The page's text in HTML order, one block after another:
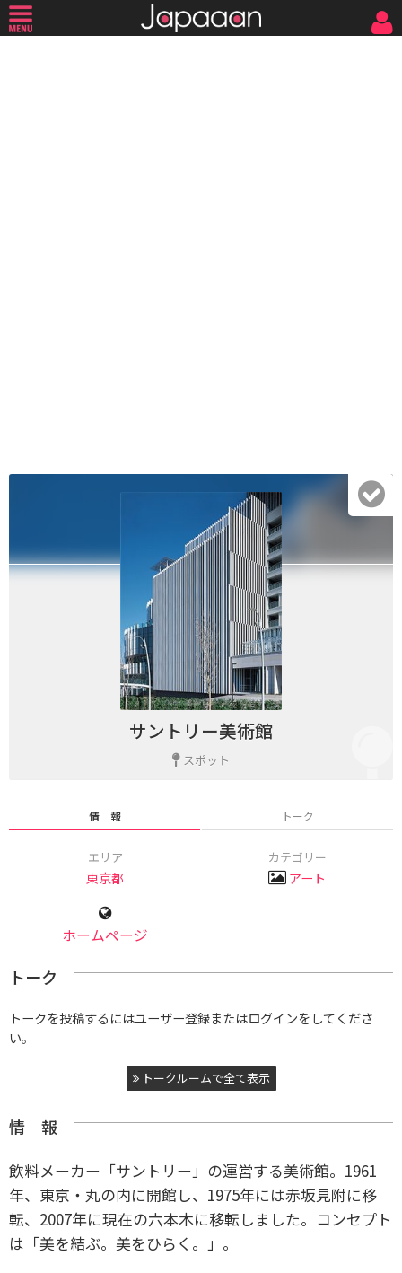
サントリー美術館
スポット
情 報 トーク
エリア
東京都
カテゴリー
アート
ホームページ
トーク
トークを投稿するにはユーザー登録またはログインをしてくださ
い。
トークルームで全て表示
情 報
飲料メーカー「サントリー」の運営する美術館。1961
年、東京・丸の内に開館し、1975年には赤坂見附に移
転、2007年に現在の六本木に移転しました。コンセプト
は「美を結ぶ。美をひらく。」。